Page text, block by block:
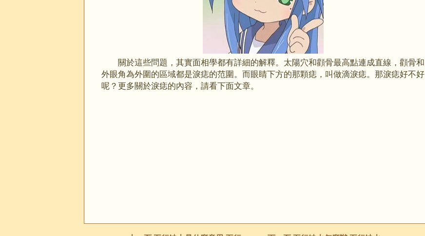
關於這些問題，其實面相學都有詳細的解釋。太陽穴和顴骨最高點連成直線，顴骨和
外眼角為外圍的區域都是淚痣的范圍。而眼睛下方的那顆痣，叫做滴淚痣。那淚痣好不好
呢？更多關於淚痣的內容，請看下面文章。